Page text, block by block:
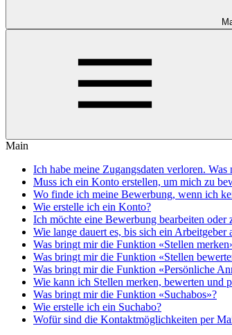
Main
Ich habe meine Zugangsdaten verloren. Was
Muss ich ein Konto erstellen, um mich zu
Wo finde ich meine Bewerbung, wenn ich
Wie erstelle ich ein Konto?
Ich möchte eine Bewerbung bearbeiten oder
Wie lange dauert es, bis sich ein
Was bringt mir die Funktion «Stellen
Was bringt mir die Funktion «Stellen
Was bringt mir die Funktion «Persönliche
Wie kann ich Stellen merken, bewerten und
Was bringt mir die Funktion «Suchabos»?
Wie erstelle ich ein Suchabo?
Wofür sind die Kontaktmöglichkeiten per